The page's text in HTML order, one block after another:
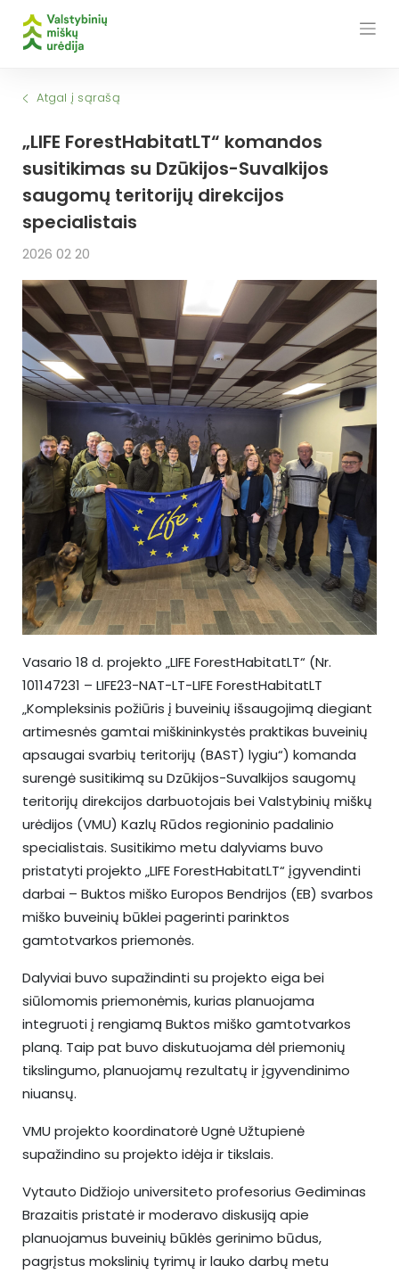
2026 02 20
„LIFE ForestHabitatLT“ komandos
susitikimas su Dzūkijos-Suvalkijos
saugomų teritorijų direkcijos
specialistais
Atgal į sąrašą
Vasario 18 d. projekto „LIFE ForestHabitatLT“ (Nr.
101147231 – LIFE23-NAT-LT-LIFE ForestHabitatLT
„Kompleksinis požiūris į buveinių išsaugojimą diegiant
artimesnės gamtai miškininkystės praktikas buveinių
apsaugai svarbių teritorijų (BAST) lygiu“) komanda
surengė susitikimą su Dzūkijos-Suvalkijos saugomų
teritorijų direkcijos darbuotojais bei Valstybinių miškų
urėdijos (VMU) Kazlų Rūdos regioninio padalinio
specialistais. Susitikimo metu dalyviams buvo
pristatyti projekto „LIFE ForestHabitatLT“ įgyvendinti
darbai – Buktos miško Europos Bendrijos (EB) svarbos
miško buveinių būklei pagerinti parinktos
gamtotvarkos priemonės.
Dalyviai buvo supažindinti su projekto eiga bei
siūlomomis priemonėmis, kurias planuojama
integruoti į rengiamą Buktos miško gamtotvarkos
planą. Taip pat buvo diskutuojama dėl priemonių
tikslingumo, planuojamų rezultatų ir įgyvendinimo
niuansų.
VMU projekto koordinatorė Ugnė Užtupienė
supažindino su projekto idėja ir tikslais.
Vytauto Didžiojo universiteto profesorius Gediminas
Brazaitis pristatė ir moderavo diskusiją apie
planuojamus buveinių būklės gerinimo būdus,
pagrįstus mokslinių tyrimų ir lauko darbų metu